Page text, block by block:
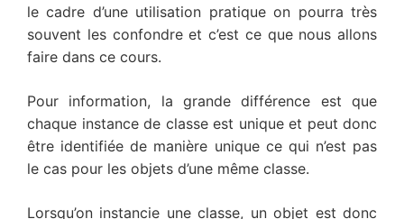
le cadre d’une utilisation pratique on pourra très
souvent les confondre et c’est ce que nous allons
faire dans ce cours.
Pour information, la grande différence est que
chaque instance de classe est unique et peut donc
être identifiée de manière unique ce qui n’est pas
le cas pour les objets d’une même classe.
Lorsqu’on instancie une classe, un objet est donc